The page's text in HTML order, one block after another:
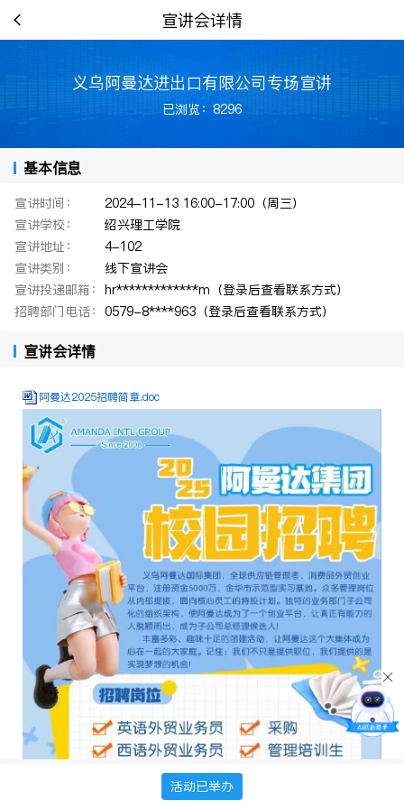
宣讲会详情
义乌阿曼达进出口有限公司专场宣讲
已浏览：8296
基本信息
宣讲时间：
2024-11-13 16:00-17:00（周三）
宣讲学校：
绍兴理工学院
宣讲地址：
4-102
宣讲类别：
线下宣讲会
宣讲投递邮箱： hr*************m（登录后查看联系方式）
招聘部门电话： 0579-8****963（登录后查看联系方式）
宣讲会详情
阿曼达2025招聘简章.doc
活动已举办